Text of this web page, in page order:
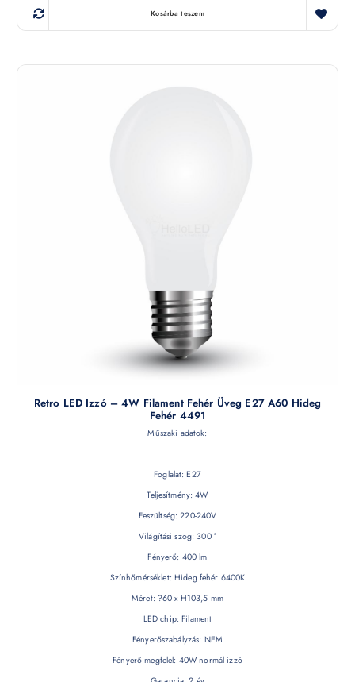
Kosárba teszem
Retro LED Izzó – 4W Filament Fehér Üveg E27 A60 Hideg
Fehér 4491
Műszaki adatok:
Foglalat: E27
Teljesítmény: 4W
Feszültség: 220-240V
Világítási szög: 300 °
Fényerő: 400 lm
Színhőmérséklet: Hideg fehér 6400K
Méret: ?60 x H103,5 mm
LED chip: Filament
Fényerőszabályzás: NEM
Fényerő megfelel: 40W normál izzó